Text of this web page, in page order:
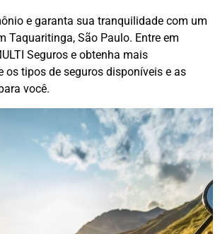
e garanta sua tranquilidade com um
Taquaritinga, São Paulo. Entre em
Seguros e obtenha mais
os tipos de seguros disponíveis e as
você.